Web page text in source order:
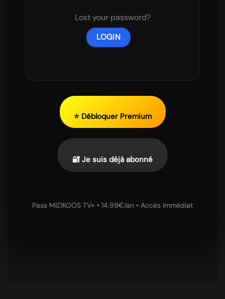
Lost your password?
⭐ Débloquer Premium
🔐 Je suis déjà abonné
Pass MIZIKOOS TV+ • 14.99€/an • Accès immédiat